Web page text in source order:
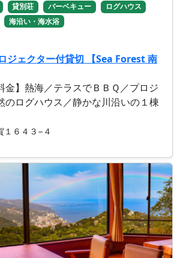
貸別荘 バーベキュー
ログハウス
海沿い・海水浴
ジェクター付貸切 【Sea Forest 南
金】熱海／テラスでＢＢＱ／プロジ
のログハウス／静かな川沿いの１棟
１６４３−４